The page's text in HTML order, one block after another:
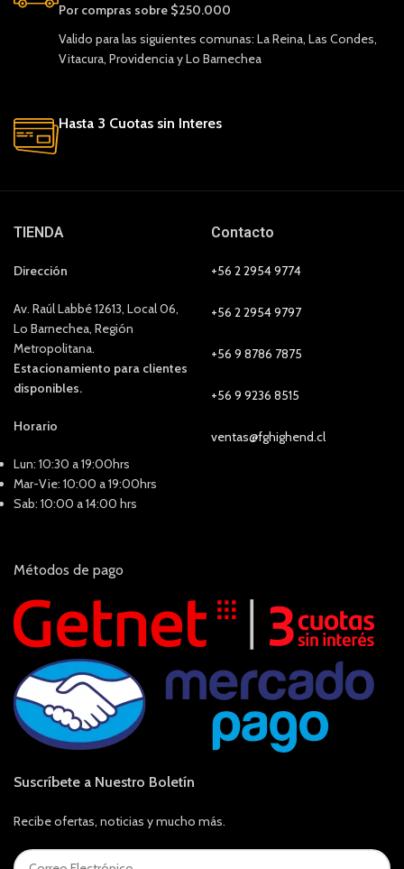
Por compras sobre $250.000
Valido para las siguientes comunas: La Reina, Las Condes,
Vitacura, Providencia y Lo Barnechea
Hasta 3 Cuotas sin Interes
TIENDA
Dirección
Av. Raúl Labbé 12613, Local 06,
Lo Barnechea, Región
Metropolitana.
Estacionamiento para clientes
disponibles.
Horario
Lun: 10:30 a 19:00hrs
Mar-Vie: 10:00 a 19:00hrs
Sab: 10:00 a 14:00 hrs
Contacto
+56 2 2954 9774
+56 2 2954 9797
+56 9 8786 7875
+56 9 9236 8515
ventas@fghighend.cl
Métodos de pago
Suscríbete a Nuestro Boletín
Recibe ofertas, noticias y mucho más.